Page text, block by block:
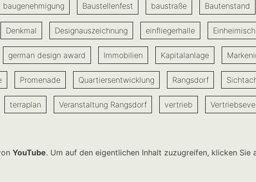
baugenehmigung Baustellenfest baustraße Bautenstand
Denkmal Designauszeichnung einfliegerhalle
german design award Immobilien Kapitalanlage
Promenade Quartiersentwicklung Rangsdorf
terraplan Veranstaltung Rangsdorf vertrieb
YouTube. Um auf den eigentlichen Inhalt zuzugreifen, klicken